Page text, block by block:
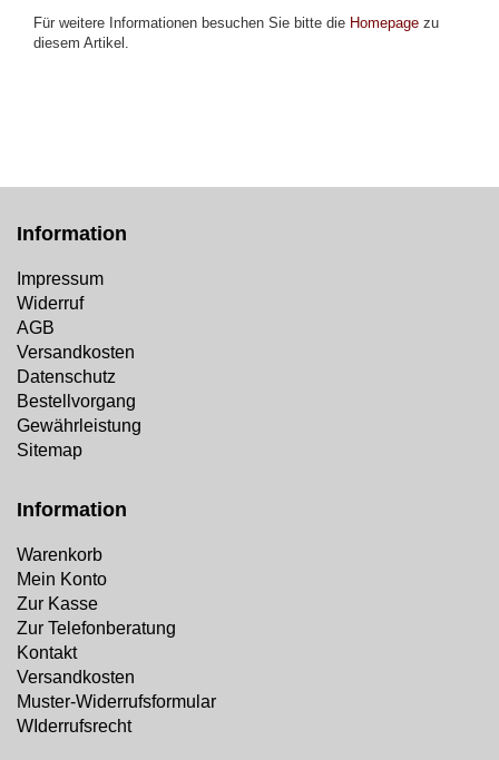
Für weitere Informationen besuchen Sie bitte die Homepage zu
diesem Artikel.
Information
Impressum
Widerruf
AGB
Versandkosten
Datenschutz
Bestellvorgang
Gewährleistung
Sitemap
Information
Warenkorb
Mein Konto
Zur Kasse
Zur Telefonberatung
Kontakt
Versandkosten
Muster-Widerrufsformular
WIderrufsrecht